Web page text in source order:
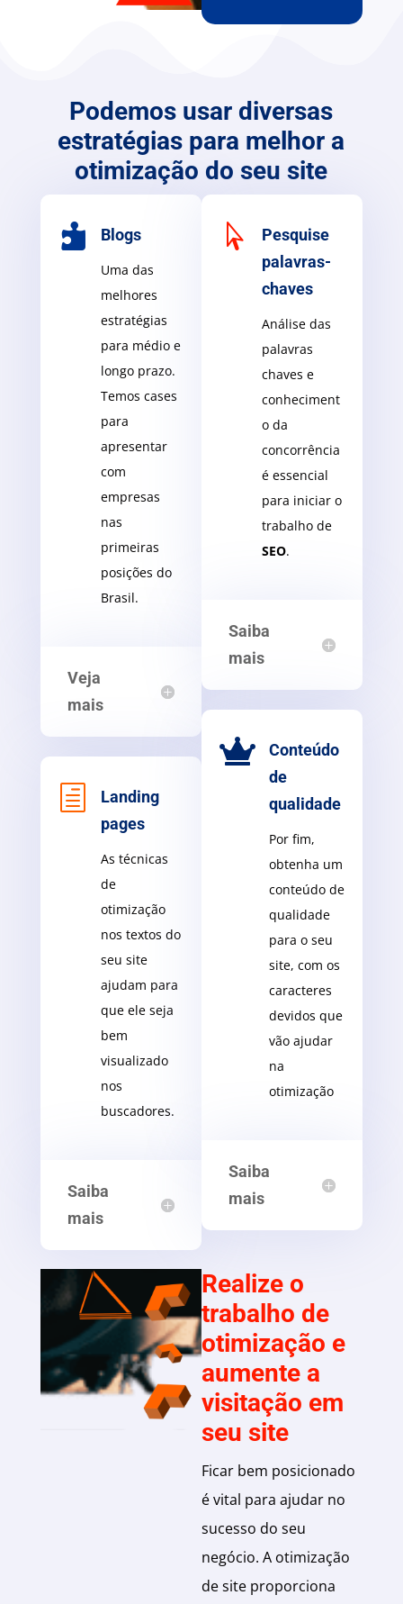
Podemos usar diversas
estratégias para melhor a
otimização do seu site
 Blogs
Uma das
melhores
estratégias
para médio e
longo prazo.
Temos cases
para
apresentar
com
empresas
nas
primeiras
posições do
Brasil.
Veja
mais
h
Landing
pages
As técnicas
de
otimização
nos textos do
seu site
ajudam para
que ele seja
bem
visualizado
nos
buscadores.
Saiba
mais

Pesquise
palavras-
chaves
Análise das
palavras
chaves e
conheciment
o da
concorrência
é essencial
para iniciar o
trabalho de
SEO.
Saiba
mais

Conteúdo
de
qualidade
Por fim,
obtenha um
conteúdo de
qualidade
para o seu
site, com os
caracteres
devidos que
vão ajudar
na
otimização
Saiba
mais
Realize o
trabalho de
otimização e
aumente a
visitação em
seu site
Ficar bem posicionado
é vital para ajudar no
sucesso do seu
negócio. A otimização
de site proporciona